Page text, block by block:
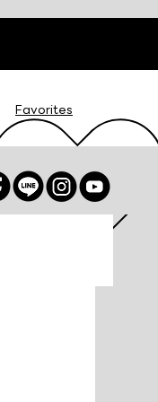
Favorites